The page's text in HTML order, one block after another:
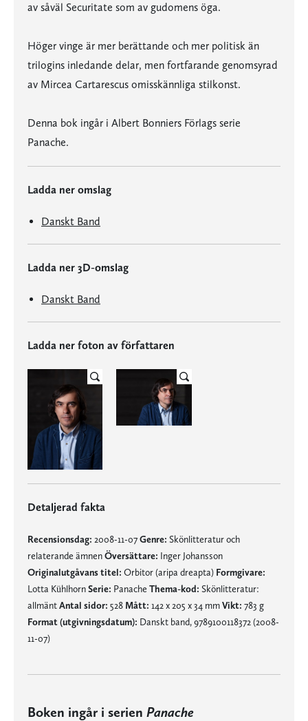
av såväl Securitate som av gudomens öga.
Höger vinge är mer berättande och mer politisk än
trilogins inledande delar, men fortfarande genomsyrad
av Mircea Cartarescus omisskännliga stilkonst.
Denna bok ingår i Albert Bonniers Förlags serie
Panache.
Ladda ner omslag
Danskt Band
Ladda ner 3D-omslag
Danskt Band
Ladda ner foton av författaren
Detaljerad fakta
Recensionsdag: 2008-11-07Genre: Skönlitteratur och
relaterande ämnenÖversättare: Inger Johansson
Originalutgåvans titel: Orbitor (aripa dreapta) Formgivare:
Lotta KühlhornSerie: Panache Thema-kod: Skönlitteratur:
allmäntAntal sidor: 528 Mått: 142 x 205 x 34 mmVikt: 783 g
Format (utgivningsdatum): Danskt band, 9789100118372 (2008-
11-07)
Boken ingår i serien Panache